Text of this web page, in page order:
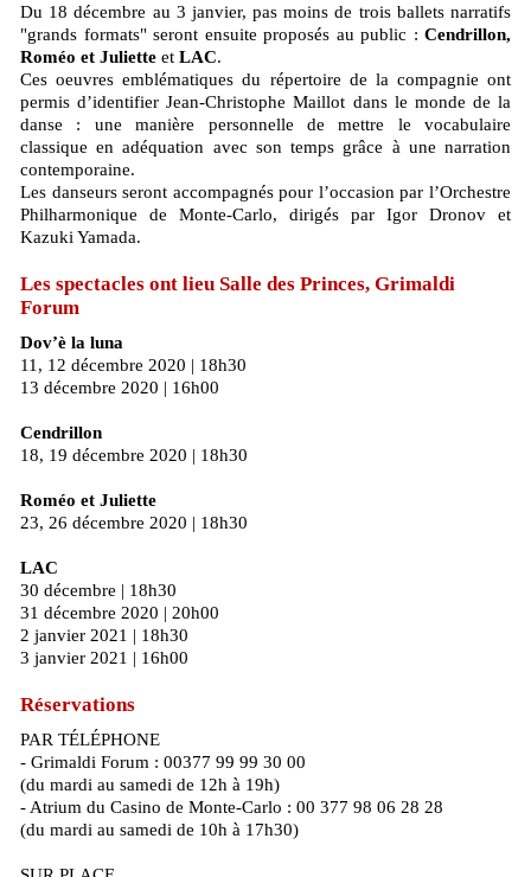
Du 18 décembre au 3 janvier, pas moins de trois ballets narratifs
"grands formats" seront ensuite proposés au public : Cendrillon,
Roméo et Juliette et LAC.
Ces oeuvres emblématiques du répertoire de la compagnie ont
permis d’identifier Jean-Christophe Maillot dans le monde de la
danse : une manière personnelle de mettre le vocabulaire
classique en adéquation avec son temps grâce à une narration
contemporaine.
Les danseurs seront accompagnés pour l’occasion par l’Orchestre
Philharmonique de Monte-Carlo, dirigés par Igor Dronov et
Kazuki Yamada.
Les spectacles ont lieu Salle des Princes, Grimaldi
Forum
Dov’è la luna
11, 12 décembre 2020 | 18h30
13 décembre 2020 | 16h00
Cendrillon
18, 19 décembre 2020 | 18h30
Roméo et Juliette
23, 26 décembre 2020 | 18h30
LAC
30 décembre | 18h30
31 décembre 2020 | 20h00
2 janvier 2021 | 18h30
3 janvier 2021 | 16h00
Réservations
PAR TÉLÉPHONE
- Grimaldi Forum : 00377 99 99 30 00
(du mardi au samedi de 12h à 19h)
- Atrium du Casino de Monte-Carlo : 00 377 98 06 28 28
(du mardi au samedi de 10h à 17h30)